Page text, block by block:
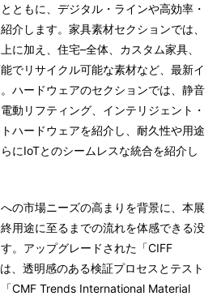
ともに、デジタル・ラインや高効率・
介します。家具素材セクションでは、
に加え、住宅–全体、カスタム家具、
でリサイクル可能な素材など、最新イ
ハードウェアのセクションでは、静音
動リフティング、インテリジェント・
ハードウェアを紹介し、耐久性や用途
にIoTとのシームレスな統合を紹介し
の市場ニーズの高まりを背景に、本展
用途に至るまでの流れを体感できる没
。アップグレードされた「CIFF
、透明感のある検証プロセスとテスト
CMF Trends International Material